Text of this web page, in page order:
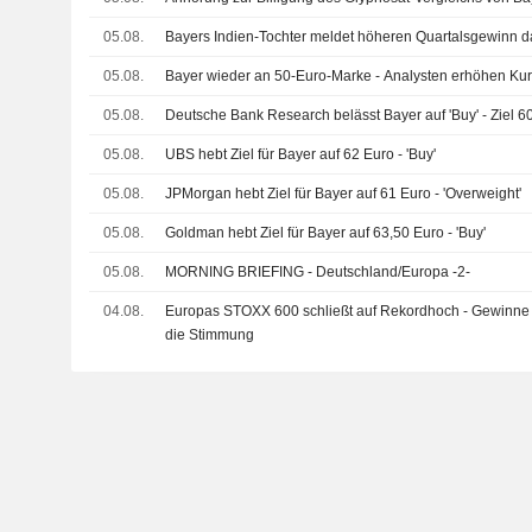
05.08. Bayers Indien-Tochter meldet höheren Quartalsgewinn
05.08. Bayer wieder an 50-Euro-Marke - Analysten erhöhen
05.08. Deutsche Bank Research belässt Bayer auf 'Buy' - Ziel
05.08. UBS hebt Ziel für Bayer auf 62 Euro - 'Buy'
05.08. JPMorgan hebt Ziel für Bayer auf 61 Euro - 'Overweight'
05.08. Goldman hebt Ziel für Bayer auf 63,50 Euro - 'Buy'
05.08. MORNING BRIEFING - Deutschland/Europa -2-
04.08.
Europas STOXX 600 schließt auf Rekordhoch -
die Stimmung